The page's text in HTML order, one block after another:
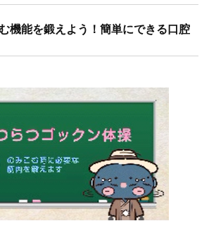
機能を鍛えよう！簡単にできる口腔